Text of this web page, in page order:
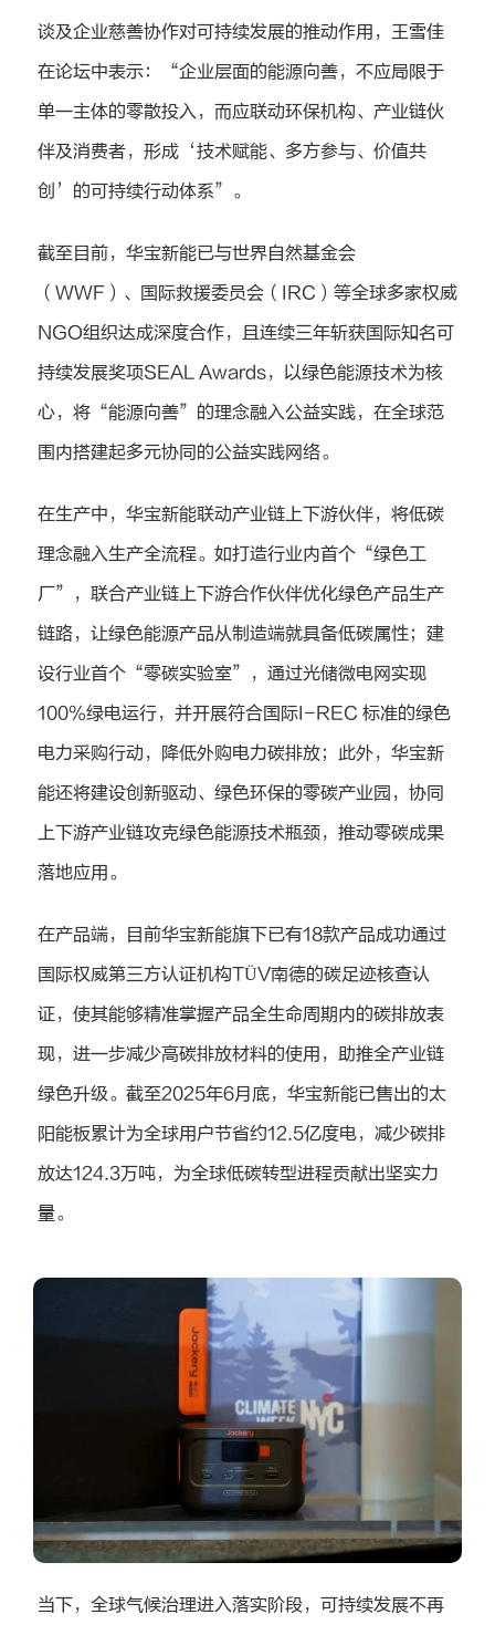
谈及企业慈善协作对可持续发展的推动作用，王雪佳
在论坛中表示：“企业层面的能源向善，不应局限于
单一主体的零散投入，而应联动环保机构、产业链伙
伴及消费者，形成‘技术赋能、多方参与、价值共
创’的可持续行动体系”。
截至目前，华宝新能已与世界自然基金会
（WWF）、国际救援委员会（IRC）等全球多家权威
NGO组织达成深度合作，且连续三年斩获国际知名可
持续发展奖项SEAL Awards，以绿色能源技术为核
心，将“能源向善”的理念融入公益实践，在全球范
围内搭建起多元协同的公益实践网络。
在生产中，华宝新能联动产业链上下游伙伴，将低碳
理念融入生产全流程。如打造行业内首个“绿色工
厂”，联合产业链上下游合作伙伴优化绿色产品生产
链路，让绿色能源产品从制造端就具备低碳属性；建
设行业首个“零碳实验室”，通过光储微电网实现
100%绿电运行，并开展符合国际I-REC 标准的绿色
电力采购行动，降低外购电力碳排放；此外，华宝新
能还将建设创新驱动、绿色环保的零碳产业园，协同
上下游产业链攻克绿色能源技术瓶颈，推动零碳成果
落地应用。
在产品端，目前华宝新能旗下已有18款产品成功通过
国际权威第三方认证机构TÜV南德的碳足迹核查认
证，使其能够精准掌握产品全生命周期内的碳排放表
现，进一步减少高碳排放材料的使用，助推全产业链
绿色升级。截至2025年6月底，华宝新能已售出的太
阳能板累计为全球用户节省约12.5亿度电，减少碳排
放达124.3万吨，为全球低碳转型进程贡献出坚实力
量。
当下，全球气候治理进入落实阶段，可持续发展不再